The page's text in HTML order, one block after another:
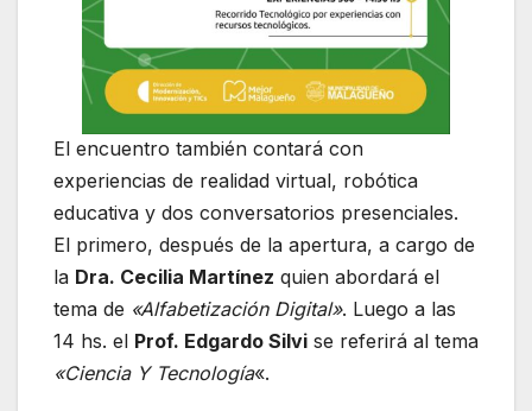
El encuentro también contará con
experiencias de realidad virtual, robótica
educativa y dos conversatorios presenciales.
El primero, después de la apertura, a cargo de
la Dra. Cecilia Martínez quien abordará el
tema de «Alfabetización Digital». Luego a las
14 hs. el Prof. Edgardo Silvi se referirá al tema
«Ciencia Y Tecnología«.